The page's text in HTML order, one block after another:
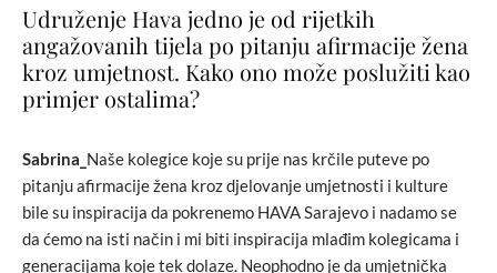
Udruženje Hava jedno je od rijetkih
angažovanih tijela po pitanju afirmacije žena
kroz umjetnost. Kako ono može poslužiti kao
primjer ostalima?
Sabrina_ Naše kolegice koje su prije nas krčile puteve po
pitanju afirmacije žena kroz djelovanje umjetnosti i kulture
bile su inspiracija da pokrenemo HAVA Sarajevo i nadamo se
da ćemo na isti način i mi biti inspiracija mlađim kolegicama i
generacijama koje tek dolaze. Neophodno je da umjetnička